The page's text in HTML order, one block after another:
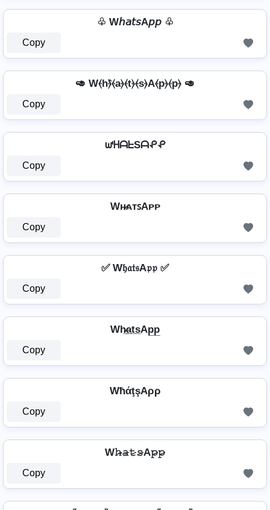
♧ W𝘩𝘢𝘵𝘴A𝘱𝘱 ♧
Copy
🥑 W⦑h⦒̂⦑a⦒⦑t⦒⦑s⦒A⦑p⦒⦑p⦒ 🥑
Copy
⁣ ᘺᕼᗩᖶSᗩᕵᕵ ⁣
Copy
Wʜ̷ᴀᴛꜱAᴘᴘ
Copy
✅ W𝔥𝔞𝔱𝔰A𝔭𝔭 ✅
Copy
Wh̷̲a̲t̲s̲Ap̲p̲
Copy
WħάţşAρρ
Copy
W𝚑̷̴𝚊̷𝚝̷𝚜̷A𝚙̷𝚙̷
Copy